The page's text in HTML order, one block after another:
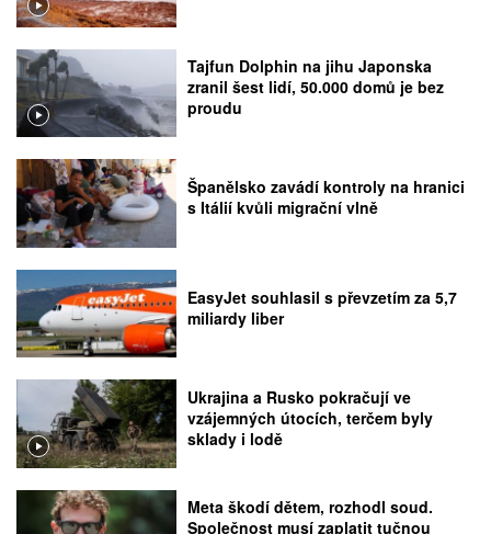
Tajfun Dolphin na jihu Japonska
zranil šest lidí, 50.000 domů je bez
proudu
Španělsko zavádí kontroly na hranici
s Itálií kvůli migrační vlně
EasyJet souhlasil s převzetím za 5,7
miliardy liber
Ukrajina a Rusko pokračují ve
vzájemných útocích, terčem byly
sklady i lodě
Meta škodí dětem, rozhodl soud.
Společnost musí zaplatit tučnou